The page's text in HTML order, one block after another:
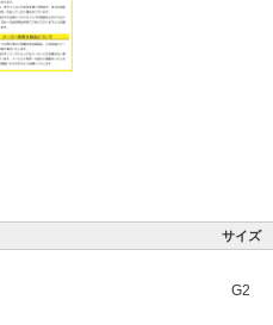
サイズ
G2